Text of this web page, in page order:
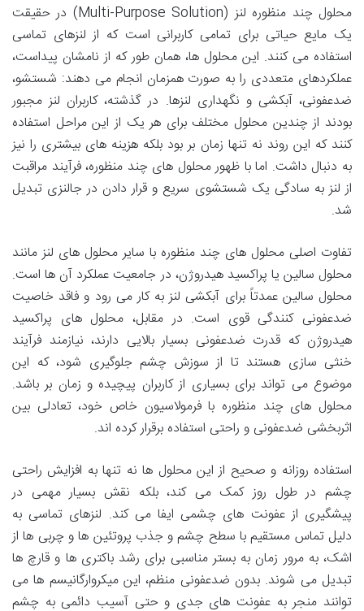
محلول چند منظوره لنز (Multi-Purpose Solution) در حقیقت
یک مایع حیاتی برای تمامی کاربرانی است که از لنزهای تماسی
استفاده می کنند. این محلول ها، همان طور که از نامشان پیداست،
عملکردهای متعددی را به صورت همزمان انجام می دهند: شستشو،
ضدعفونی، آبکشی و نگهداری لنزها. در گذشته، کاربران لنز مجبور
بودند از چندین محلول مختلف برای هر یک از این مراحل استفاده
کنند که این روند نه تنها زمان بر بود بلکه هزینه های بیشتری را نیز
به دنبال داشت. اما با ظهور محلول های چند منظوره، فرآیند مراقبت
از لنز به سادگی یک شستشوی سریع و قرار دادن در جالنزی تبدیل
شد.
تفاوت اصلی محلول های چند منظوره با سایر محلول های لنز مانند
محلول سالین یا پراکسید هیدروژن، در جامعیت عملکرد آن ها است.
محلول سالین عمدتاً برای آبکشی لنز به کار می رود و فاقد خاصیت
ضدعفونی کنندگی قوی است. در مقابل، محلول های پراکسید
هیدروژن که قدرت ضدعفونی بسیار بالایی دارند، نیازمند فرآیند
خنثی سازی هستند تا از سوزش چشم جلوگیری شود، که این
موضوع می تواند برای بسیاری از کاربران پیچیده و زمان بر باشد.
محلول های چند منظوره با فرمولاسیون خاص خود، تعادلی بین
اثربخشی ضدعفونی و راحتی استفاده برقرار کرده اند.
استفاده روزانه و صحیح از این محلول ها نه تنها به افزایش راحتی
چشم در طول روز کمک می کند، بلکه نقش بسیار مهمی در
پیشگیری از عفونت های چشمی ایفا می کند. لنزهای تماسی به
دلیل تماس مستقیم با سطح چشم و جذب پروتئین ها و چربی ها از
اشک، به مرور زمان به بستر مناسبی برای رشد باکتری ها و قارچ ها
تبدیل می شوند. بدون ضدعفونی منظم، این میکروارگانیسم ها می
توانند منجر به عفونت های جدی و حتی آسیب دائمی به چشم